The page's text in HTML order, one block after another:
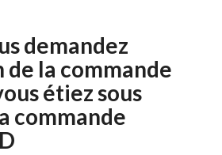
demandez
de la commande
étiez sous
commande